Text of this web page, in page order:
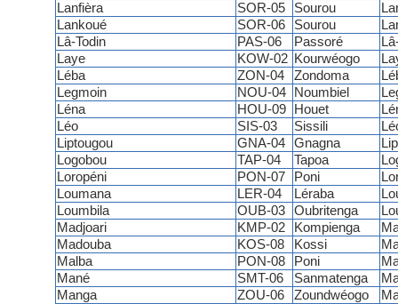
Lanfièra
SOR-05 Sourou
Lankoué
SOR-06 Sourou
Lâ-Todin
PAS-06 Passoré
Laye
KOW-02 Kourwéogo
Léba
ZON-04 Zondoma
Legmoin
NOU-04 Noumbiel
Léna
HOU-09 Houet
Léo
SIS-03 Sissili
Liptougou
GNA-04 Gnagna
Logobou
TAP-04 Tapoa
Loropéni
PON-07 Poni
Loumana
LER-04 Léraba
Loumbila
OUB-03 Oubritenga
Madjoari
KMP-02 Kompienga
Madouba
KOS-08 Kossi
Malba
PON-08 Poni
Mané
SMT-06 Sanmatenga
Manga
ZOU-06 Zoundwéogo